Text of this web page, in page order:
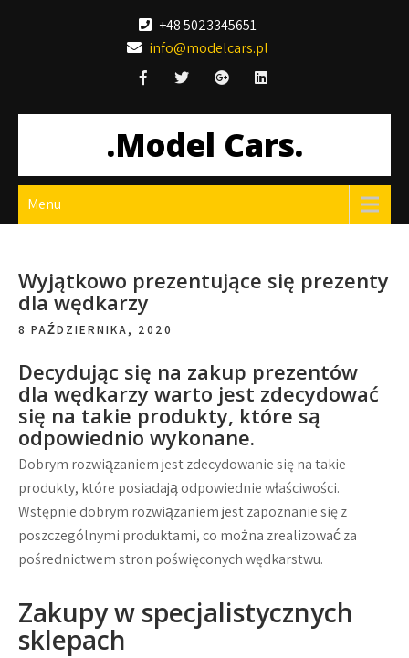
+48 5023345651
info@modelcars.pl
.Model Cars.
Menu
Wyjątkowo prezentujące się prezenty
dla wędkarzy
8 PAŹDZIERNIKA, 2020
Decydując się na zakup prezentów
dla wędkarzy warto jest zdecydować
się na takie produkty, które są
odpowiednio wykonane.
Dobrym rozwiązaniem jest zdecydowanie się na takie
produkty, które posiadają odpowiednie właściwości.
Wstępnie dobrym rozwiązaniem jest zapoznanie się z
poszczególnymi produktami, co można zrealizować za
pośrednictwem stron poświęconych wędkarstwu.
Zakupy w specjalistycznych
sklepach